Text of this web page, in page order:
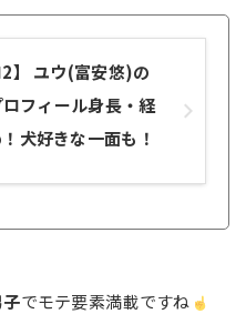
2】 ユウ(富安悠)の
フィール身長・経
犬好きな一面も！
でモテ要素満載ですね